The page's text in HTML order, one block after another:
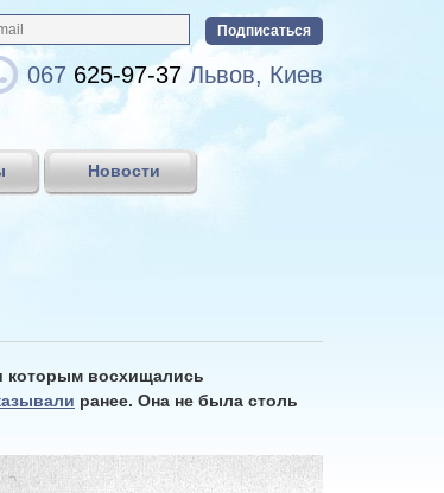
067 625-97-37 Львов, Киев
Новости
которым восхищались
ранее. Она не была столь